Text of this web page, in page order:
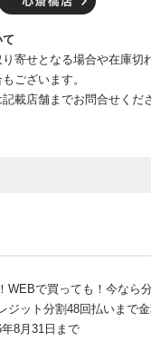
り寄せとなる場合や在庫切
ございます。
載店舗までお問合せくだ
WEBで買っても！今なら
ジット分割48回払いまで金
8月31日まで